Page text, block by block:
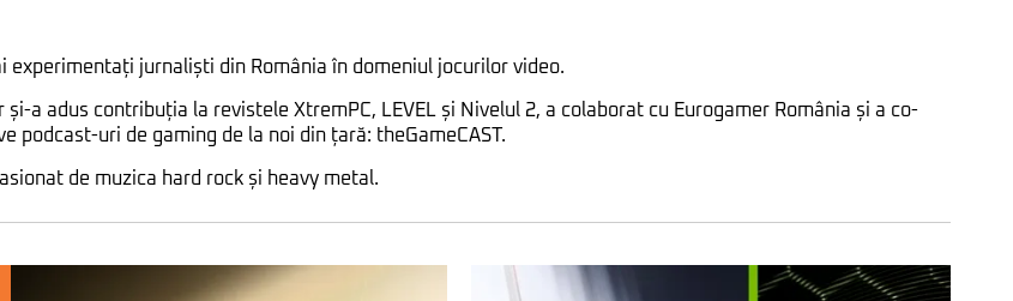
experimentați jurnaliști din România în domeniul jocurilor video.
și-a adus contribuția la revistele XtremPC, LEVEL și Nivelul 2, a colaborat cu Eurogamer România și a co-
podcast-uri de gaming de la noi din țară: theGameCAST.
de muzica hard rock și heavy metal.